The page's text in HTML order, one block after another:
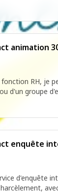
étapes de
de contact pour
animation
RH, je
d'un groupe
un
enquête
d'enquête